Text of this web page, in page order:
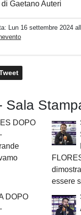
Gaetano Auteri
Lun 16 settembre 2024
Sala
DOPO
essere
DOPO